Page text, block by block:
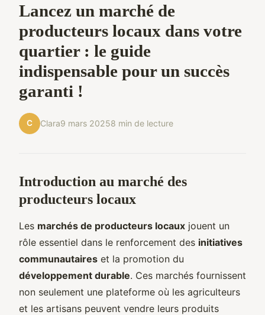
Lancez un marché de
producteurs locaux dans votre
quartier : le guide
indispensable pour un succès
garanti !
C Clara9 mars 20258 min de lecture
Introduction au marché des
producteurs locaux
Les marchés de producteurs locaux jouent un
rôle essentiel dans le renforcement des initiatives
communautaires et la promotion du
développement durable. Ces marchés fournissent
non seulement une plateforme où les agriculteurs
et les artisans peuvent vendre leurs produits